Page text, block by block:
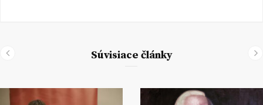
Súvisiace články